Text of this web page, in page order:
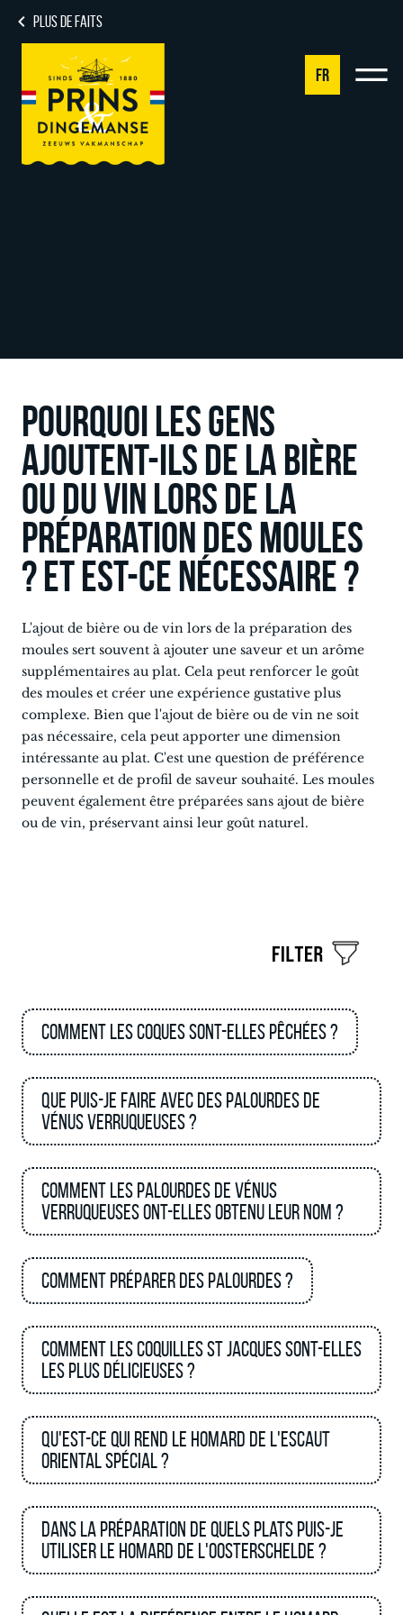
PLUS DE FAITS
FR
Pourquoi les gens
ajoutent-ils de la bière
ou du vin lors de la
préparation des moules
? Et est-ce nécessaire ?
L'ajout de bière ou de vin lors de la préparation des
moules sert souvent à ajouter une saveur et un arôme
supplémentaires au plat. Cela peut renforcer le goût
des moules et créer une expérience gustative plus
complexe. Bien que l'ajout de bière ou de vin ne soit
pas nécessaire, cela peut apporter une dimension
intéressante au plat. C'est une question de préférence
personnelle et de profil de saveur souhaité. Les moules
peuvent également être préparées sans ajout de bière
ou de vin, préservant ainsi leur goût naturel.
Comment les coques sont-elles pêchées ?
Que puis-je faire avec des palourdes de
Vénus verruqueuses ?
Comment les palourdes de Vénus
verruqueuses ont-elles obtenu leur nom ?
Comment préparer des palourdes ?
Comment les Coquilles St Jacques sont-elles
les plus délicieuses ?
Qu'est-ce qui rend le homard de l'Escaut
oriental spécial ?
Dans la préparation de quels plats puis-je
utiliser le homard de l'Oosterschelde ?